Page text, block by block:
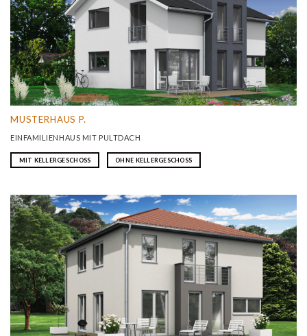
MUSTERHAUS P.
EINFAMILIENHAUS MIT PULTDACH
MIT KELLERGESCHOSS OHNE KELLERGESCHOSS